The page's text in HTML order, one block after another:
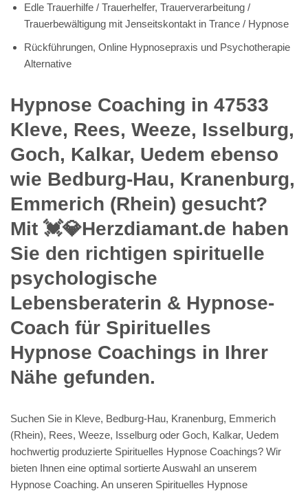
Edle Trauerhilfe / Trauerhelfer, Trauerverarbeitung /
Trauerbewältigung mit Jenseitskontakt in Trance / Hypnose
Rückführungen, Online Hypnosepraxis und Psychotherapie
Alternative
Hypnose Coaching in 47533
Kleve, Rees, Weeze, Isselburg,
Goch, Kalkar, Uedem ebenso
wie Bedburg-Hau, Kranenburg,
Emmerich (Rhein) gesucht?
Mit 💓️💎Herzdiamant.de haben
Sie den richtigen spirituelle
psychologische
Lebensberaterin & Hypnose-
Coach für Spirituelles
Hypnose Coachings in Ihrer
Nähe gefunden.
Suchen Sie in Kleve, Bedburg-Hau, Kranenburg, Emmerich
(Rhein), Rees, Weeze, Isselburg oder Goch, Kalkar, Uedem
hochwertig produzierte Spirituelles Hypnose Coachings? Wir
bieten Ihnen eine optimal sortierte Auswahl an unserem
Hypnose Coaching. An unseren Spirituelles Hypnose